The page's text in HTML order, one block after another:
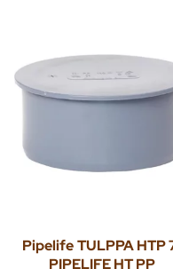
Pipelife TULPPA HTP
PIPELIFE HT PP